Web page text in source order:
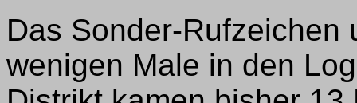
Das Sonder-Rufzeichen
wenigen Male in den